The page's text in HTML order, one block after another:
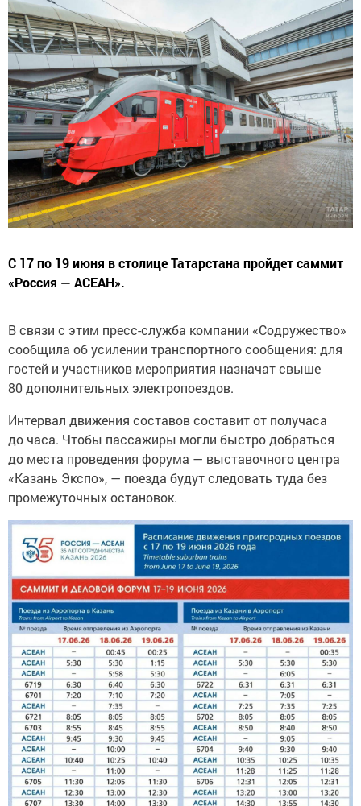
С 17 по 19 июня в столице Татарстана пройдет саммит
«Россия — АСЕАН».
В связи с этим пресс-служба компании «Содружество»
сообщила об усилении транспортного сообщения: для
гостей и участников мероприятия назначат свыше
80 дополнительных электропоездов.
Интервал движения составов составит от получаса
до часа. Чтобы пассажиры могли быстро добраться
до места проведения форума — выставочного центра
«Казань Экспо», — поезда будут следовать туда без
промежуточных остановок.